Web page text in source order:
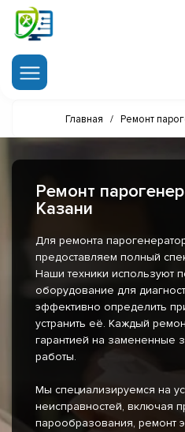
Главная / Ремонт
Ремонт
Казани
Для ремонта
предоставляем полный
Наши техники используют
оборудование для
эффективно определить
устранить её. Каждый
гарантией на замененные
работы.
Мы специализируемся на
неисправностей, включая
парообразования, ремонт